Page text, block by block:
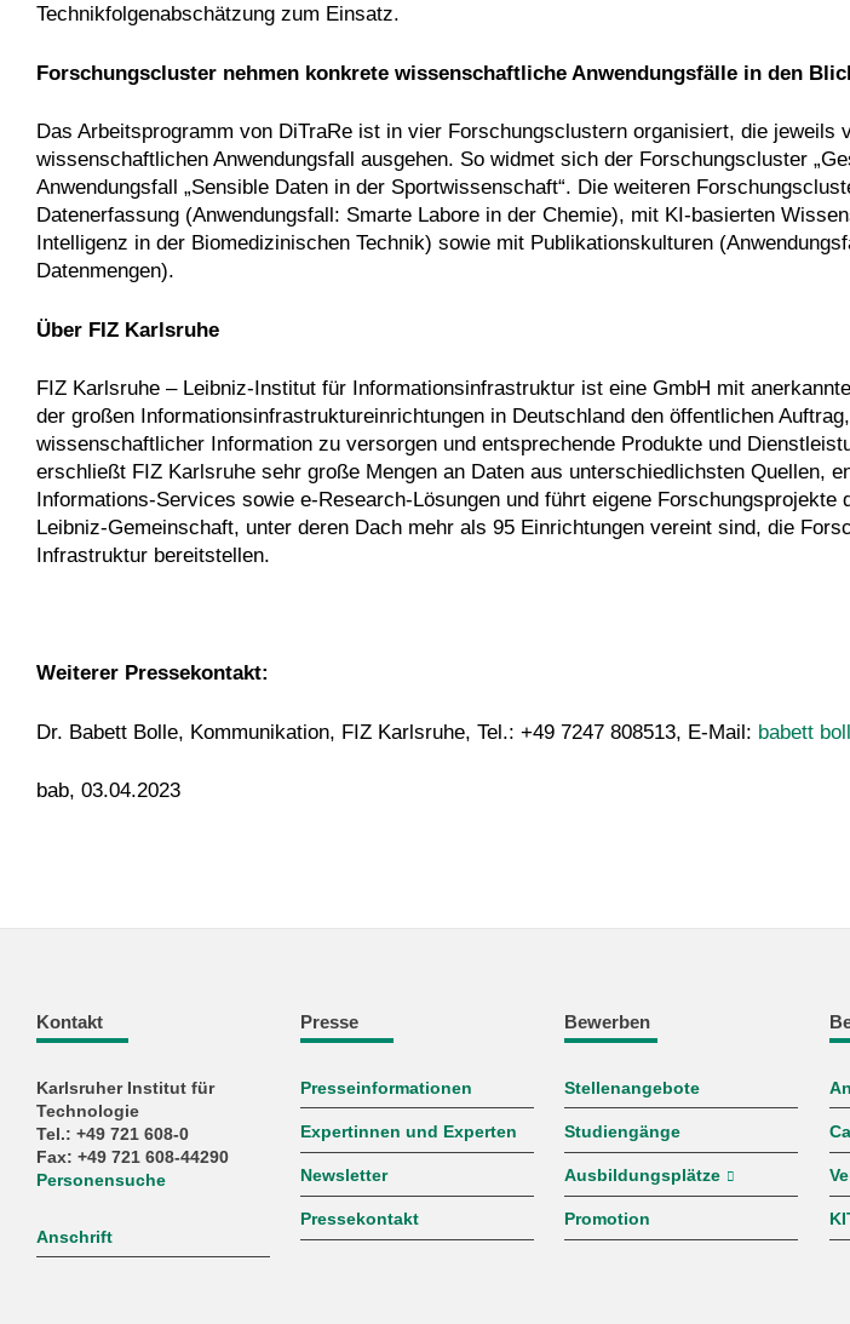
Technikfolgenabschätzung zum Einsatz.
Forschungscluster nehmen konkrete wissenschaftliche Anwendungsfälle in den
Das Arbeitsprogramm von DiTraRe ist in vier Forschungsclustern organisiert, die jeweils
wissenschaftlichen Anwendungsfall ausgehen. So widmet sich der Forschungscluster
Anwendungsfall „Sensible Daten in der Sportwissenschaft“. Die weiteren
Datenerfassung (Anwendungsfall: Smarte Labore in der Chemie), mit KI-basierten
Intelligenz in der Biomedizinischen Technik) sowie mit Publikationskulturen
Datenmengen).
Über FIZ Karlsruhe
FIZ Karlsruhe – Leibniz-Institut für Informationsinfrastruktur ist eine GmbH mit
der großen Informationsinfrastruktureinrichtungen in Deutschland den öffentlichen
wissenschaftlicher Information zu versorgen und entsprechende Produkte und
erschließt FIZ Karlsruhe sehr große Mengen an Daten aus unterschiedlichsten Quellen,
Informations-Services sowie e-Research-Lösungen und führt eigene
Leibniz-Gemeinschaft, unter deren Dach mehr als 95 Einrichtungen vereint sind, die
Infrastruktur bereitstellen.
Weiterer Pressekontakt:
Dr. Babett Bolle, Kommunikation, FIZ Karlsruhe, Tel.: +49 7247 808513, E-Mail: babett
bab, 03.04.2023
Kontakt
Karlsruher Institut für
Technologie
Tel.: +49 721 608-0
Fax: +49 721 608-44290
Personensuche
Anschrift
Presse
Presseinformationen
Expertinnen und Experten
Newsletter
Pressekontakt
Bewerben
Stellenangebote
Studiengänge
Ausbildungsplätze
Promotion